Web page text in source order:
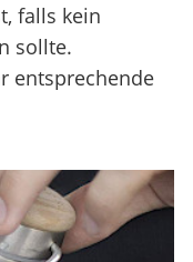
falls kein
sollte.
entsprechende